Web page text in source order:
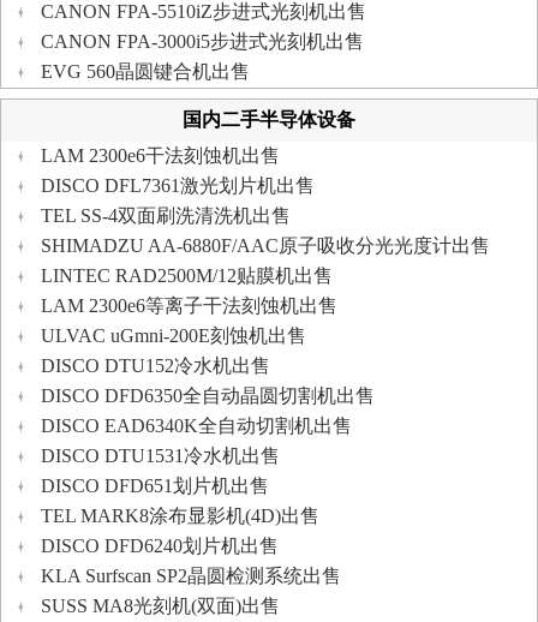
CANON FPA-5510iZ步进式光刻机出售
CANON FPA-3000i5步进式光刻机出售
EVG 560晶圆键合机出售
国内二手半导体设备
LAM 2300e6干法刻蚀机出售
DISCO DFL7361激光划片机出售
TEL SS-4双面刷洗清洗机出售
SHIMADZU AA-6880F/AAC原子吸收分光光度计出售
LINTEC RAD2500M/12贴膜机出售
LAM 2300e6等离子干法刻蚀机出售
ULVAC uGmni-200E刻蚀机出售
DISCO DTU152冷水机出售
DISCO DFD6350全自动晶圆切割机出售
DISCO EAD6340K全自动切割机出售
DISCO DTU1531冷水机出售
DISCO DFD651划片机出售
TEL MARK8涂布显影机(4D)出售
DISCO DFD6240划片机出售
KLA Surfscan SP2晶圆检测系统出售
SUSS MA8光刻机(双面)出售